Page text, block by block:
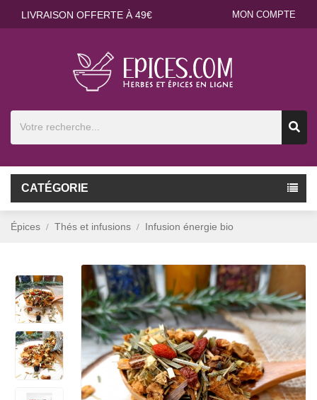
LIVRAISON OFFERTE À 49€ MON COMPTE
CATÉGORIE
Épices Thés et infusions Infusion énergie bio